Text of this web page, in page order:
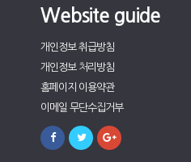
Website guide
개인정보 취급방침
개인정보 처리방침
홈페이지 이용약관
이메일 무단수집거부